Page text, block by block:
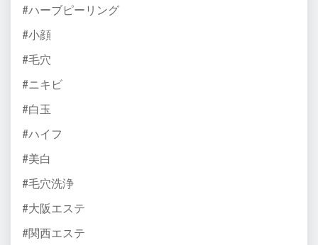
#ハーブピーリング
#小顔
#毛穴
#ニキビ
#白玉
#ハイフ
#美白
#毛穴洗浄
#大阪エステ
#関西エステ